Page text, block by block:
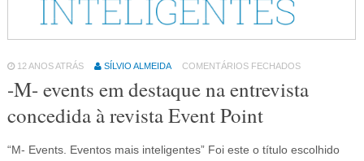
12 ANOS ATRÁS SÍLVIO ALMEIDA COMENTÁRIOS FECHADOS
-M- events em destaque na entrevista
concedida à revista Event Point
“M- Events. Eventos mais inteligentes” Foi este o título escolhido